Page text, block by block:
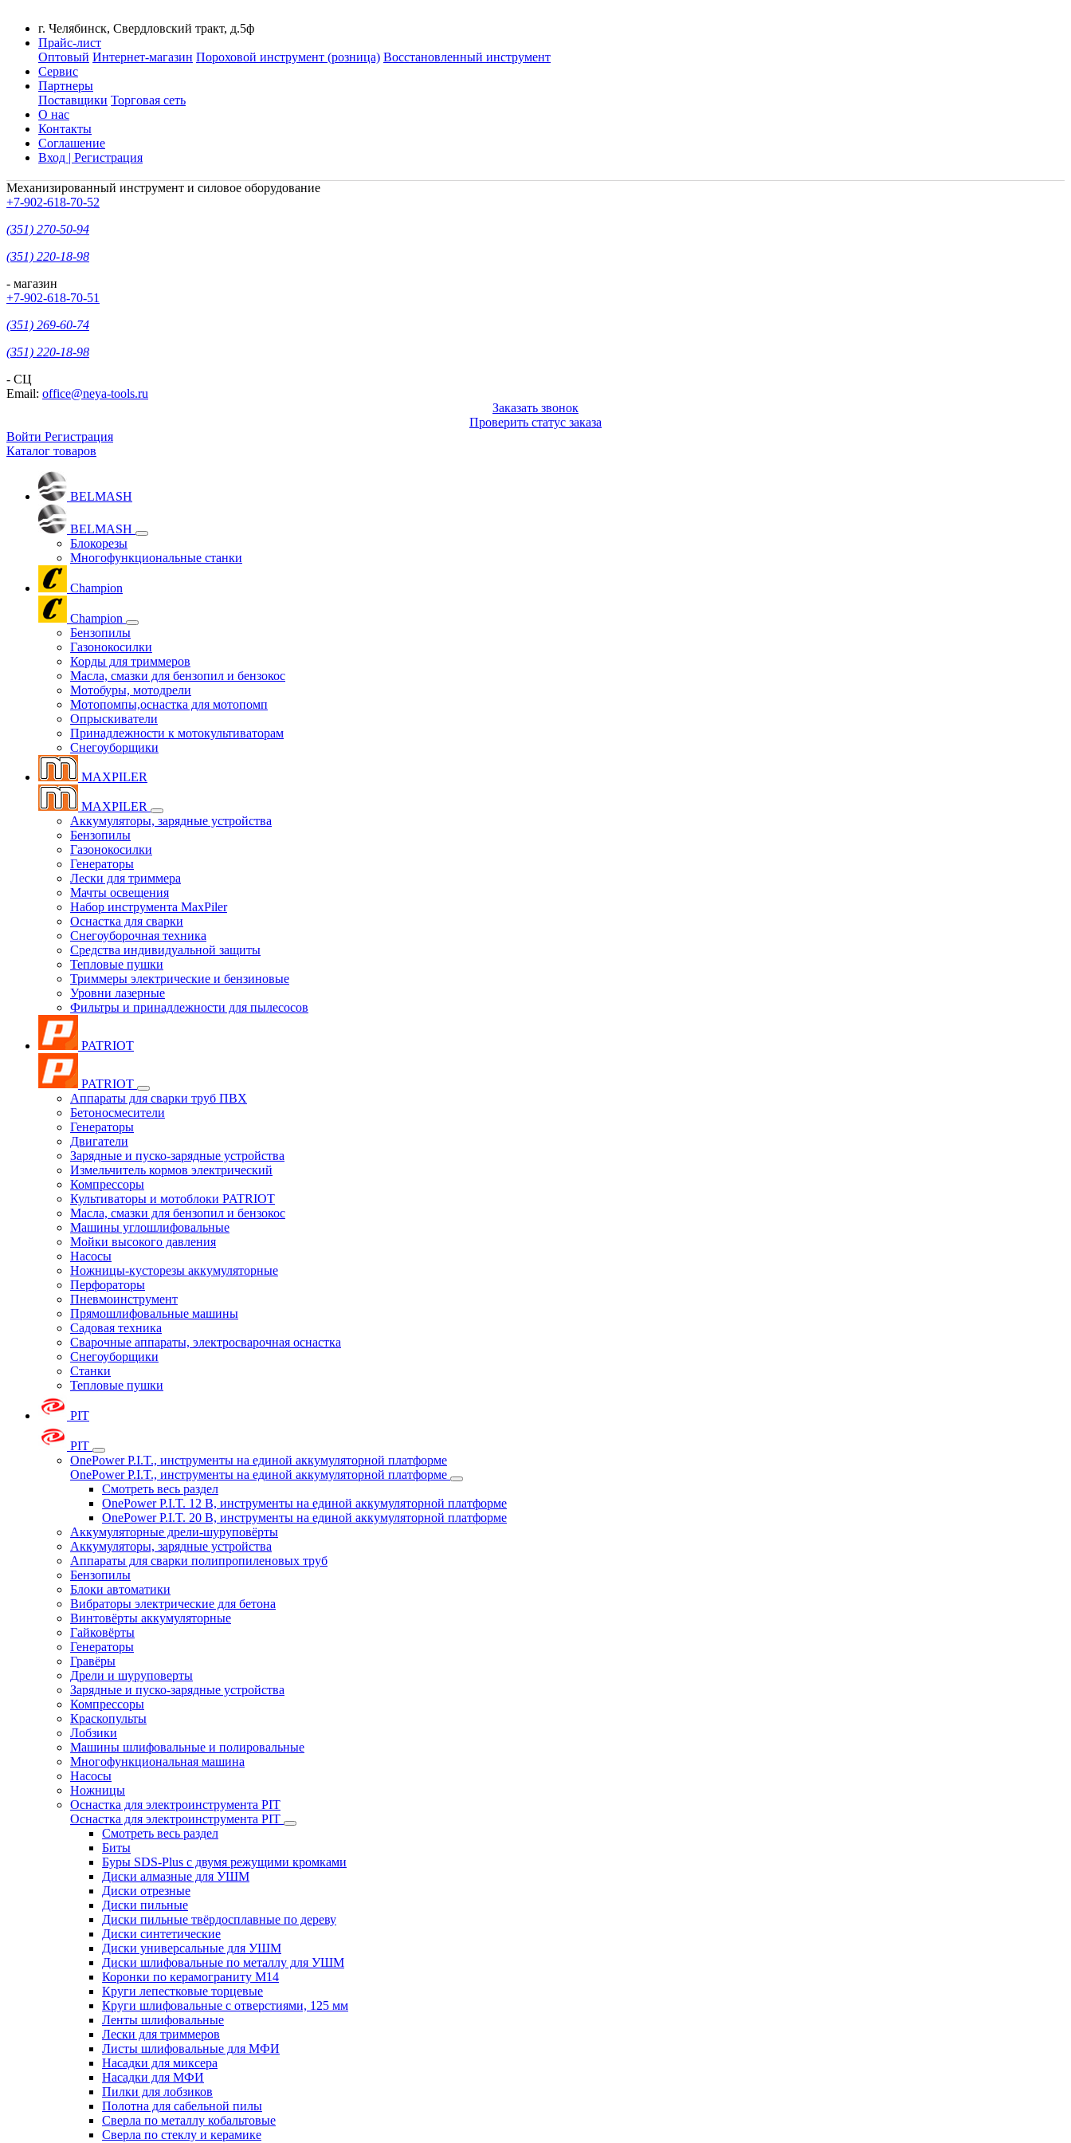
г. Челябинск, Свердловский тракт, д.5ф
Прайс-лист
Оптовый Интернет-магазин Пороховой инструмент (розница) Восстановленный инструмент
Сервис
Партнеры
Поставщики Торговая сеть
О нас
Контакты
Соглашение
Вход | Регистрация
Механизированный инструмент и силовое оборудование
+7-902-618-70-52
(351) 270-50-94
(351) 220-18-98
- магазин
+7-902-618-70-51
(351) 269-60-74
(351) 220-18-98
- СЦ
Email: office@neya-tools.ru
Заказать звонок
Проверить статус заказа
Войти Регистрация
Каталог товаров
BELMASH
BELMASH
Блокорезы
Многофункциональные станки
Champion
Champion
Бензопилы
Газонокосилки
Корды для триммеров
Масла, смазки для бензопил и бензокос
Мотобуры, мотодрели
Мотопомпы,оснастка для мотопомп
Опрыскиватели
Принадлежности к мотокультиваторам
Снегоуборщики
MAXPILER
MAXPILER
Аккумуляторы, зарядные устройства
Бензопилы
Газонокосилки
Генераторы
Лески для триммера
Мачты освещения
Набор инструмента MaxPiler
Оснастка для сварки
Снегоуборочная техника
Средства индивидуальной защиты
Тепловые пушки
Триммеры электрические и бензиновые
Уровни лазерные
Фильтры и принадлежности для пылесосов
PATRIOT
PATRIOT
Аппараты для сварки труб ПВХ
Бетоносмесители
Генераторы
Двигатели
Зарядные и пуско-зарядные устройства
Измельчитель кормов электрический
Компрессоры
Культиваторы и мотоблоки PATRIOT
Масла, смазки для бензопил и бензокос
Машины углошлифовальные
Мойки высокого давления
Насосы
Ножницы-кусторезы аккумуляторные
Перфораторы
Пневмоинструмент
Прямошлифовальные машины
Садовая техника
Сварочные аппараты, электросварочная оснастка
Снегоуборщики
Станки
Тепловые пушки
PIT
PIT
OnePower P.I.T., инструменты на единой аккумуляторной платформе
OnePower P.I.T., инструменты на единой аккумуляторной платформе
Смотреть весь раздел
OnePower P.I.T. 12 В, инструменты на единой аккумуляторной платформе
OnePower P.I.T. 20 В, инструменты на единой аккумуляторной платформе
Аккумуляторные дрели-шуруповёрты
Аккумуляторы, зарядные устройства
Аппараты для сварки полипропиленовых труб
Бензопилы
Блоки автоматики
Вибраторы электрические для бетона
Винтовёрты аккумуляторные
Гайковёрты
Генераторы
Гравёры
Дрели и шуруповерты
Зарядные и пуско-зарядные устройства
Компрессоры
Краскопульты
Лобзики
Машины шлифовальные и полировальные
Многофункциональная машина
Насосы
Ножницы
Оснастка для электроинструмента PIT
Оснастка для электроинструмента PIT
Смотреть весь раздел
Биты
Буры SDS-Plus c двумя режущими кромками
Диски алмазные для УШМ
Диски отрезные
Диски пильные
Диски пильные твёрдосплавные по дереву
Диски синтетические
Диски универсальные для УШМ
Диски шлифовальные по металлу для УШМ
Коронки по керамограниту M14
Круги лепестковые торцевые
Круги шлифовальные с отверстиями, 125 мм
Ленты шлифовальные
Лески для триммеров
Листы шлифовальные для МФИ
Насадки для миксера
Насадки для МФИ
Пилки для лобзиков
Полотна для сабельной пилы
Сверла по металлу кобальтовые
Сверла по стеклу и керамике